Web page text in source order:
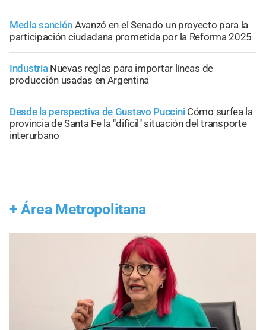
Media sanción Avanzó en el Senado un proyecto para la
participación ciudadana prometida por la Reforma 2025
Industria Nuevas reglas para importar líneas de
producción usadas en Argentina
Desde la perspectiva de Gustavo Puccini Cómo surfea la
provincia de Santa Fe la "difícil" situación del transporte
interurbano
+ Área Metropolitana